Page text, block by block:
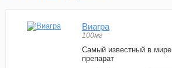
Виагра
100мг
Самый известный в мире
препарат